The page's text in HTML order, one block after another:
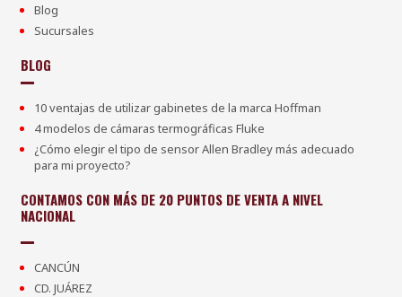
Blog
Sucursales
BLOG
10 ventajas de utilizar gabinetes de la marca Hoffman
4 modelos de cámaras termográficas Fluke
¿Cómo elegir el tipo de sensor Allen Bradley más adecuado
para mi proyecto?
CONTAMOS CON MÁS DE 20 PUNTOS DE VENTA A NIVEL
NACIONAL
CANCÚN
CD. JUÁREZ